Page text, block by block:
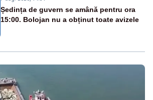
Ședința de guvern se amână pentru ora
15:00. Bolojan nu a obținut toate avizele